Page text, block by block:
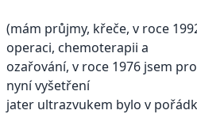
(mám průjmy, křeče, v roce
operaci, chemoterapii a
ozařování, v roce 1976 jsem
nyní vyšetření
jater ultrazvukem bylo v